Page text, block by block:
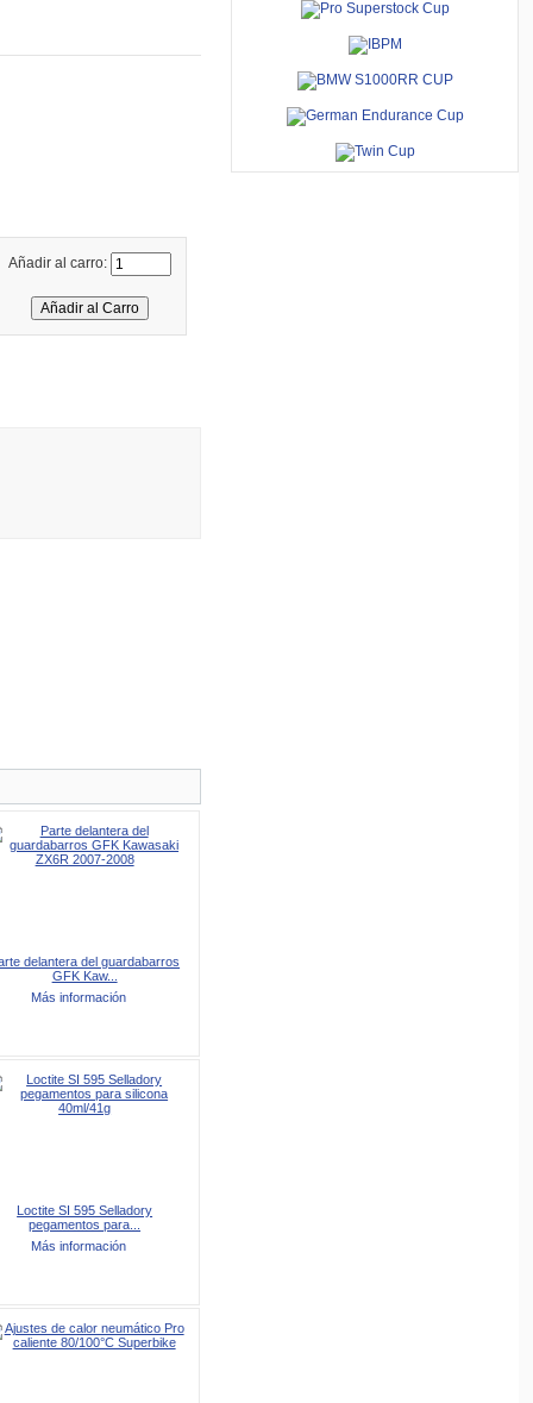
Añadir al carro:
delantera del guardabarros
GFK Kaw...
Más información
Loctite SI 595 Selladory
pegamentos para...
Más información